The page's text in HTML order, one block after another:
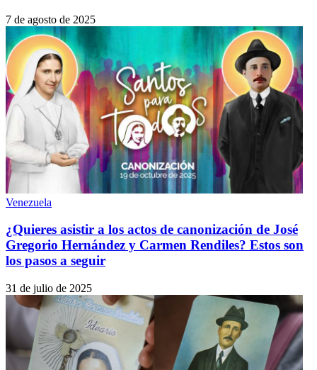
7 de agosto de 2025
Venezuela
¿Quieres asistir a los actos de canonización de José
Gregorio Hernández y Carmen Rendiles? Estos son
los pasos a seguir
31 de julio de 2025